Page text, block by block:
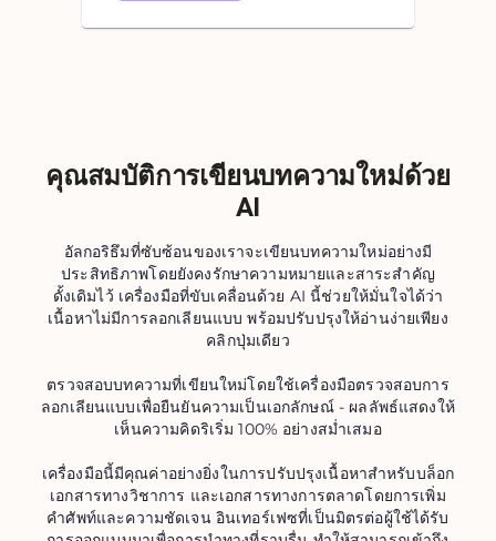
คุณสมบัติการเขียนบทความใหม่ด้วย
AI
อัลกอริธึมที่ซับซ้อนของเราจะเขียนบทความใหม่อย่างมี
ประสิทธิภาพโดยยังคงรักษาความหมายและสาระสำคัญ
ดั้งเดิมไว้ เครื่องมือที่ขับเคลื่อนด้วย AI นี้ช่วยให้มั่นใจได้ว่า
เนื้อหาไม่มีการลอกเลียนแบบ พร้อมปรับปรุงให้อ่านง่ายเพียง
คลิกปุ่มเดียว
ตรวจสอบบทความที่เขียนใหม่โดยใช้เครื่องมือตรวจสอบการ
ลอกเลียนแบบเพื่อยืนยันความเป็นเอกลักษณ์ - ผลลัพธ์แสดงให้
เห็นความคิดริเริ่ม 100% อย่างสม่ำเสมอ
เครื่องมือนี้มีคุณค่าอย่างยิ่งในการปรับปรุงเนื้อหาสำหรับบล็อก
เอกสารทางวิชาการ และเอกสารทางการตลาดโดยการเพิ่ม
คำศัพท์และความชัดเจน อินเทอร์เฟซที่เป็นมิตรต่อผู้ใช้ได้รับ